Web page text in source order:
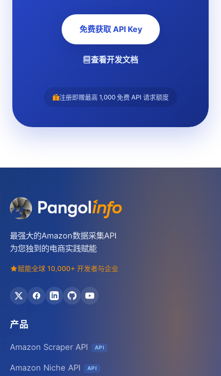
免费获取 API Key
查看开发文档
注册即赠最高 1,000 免费 API 请求额度
最强大的Amazon数据采集API
为您独到的电商实践赋能
赋能全球 10,000+ 开发者与企业
产品
Amazon Scraper API API
Amazon Niche API API